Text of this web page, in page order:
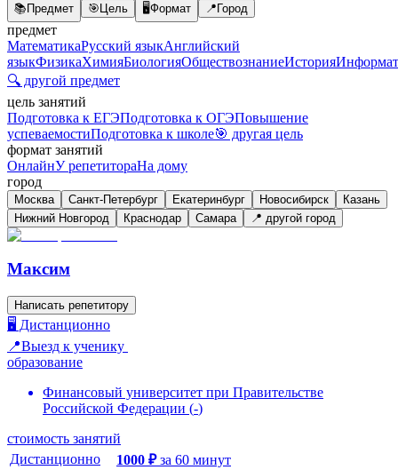
📚Предмет 🎯Цель 🖥️Формат 📍Город
предмет
МатематикаРусский языкАнглийский
языкФизикаХимияБиологияОбществознаниеИстория
🔍 другой предмет
цель занятий
Подготовка к ЕГЭПодготовка к ОГЭПовышение
успеваемостиПодготовка к школе🎯 другая цель
формат занятий
ОнлайнУ репетитораНа дому
город
Москва Санкт-Петербург Екатеринбург Новосибирск
Казань
Нижний Новгород
Краснодар Самара 📍 другой город
Максим
Написать репетитору
🖥️ Дистанционно
📍Выезд к ученику
образование
Финансовый университет при Правительстве
Российской Федерации (-)
стоимость занятий
Дистанционно
1000 ₽ за 60 минут